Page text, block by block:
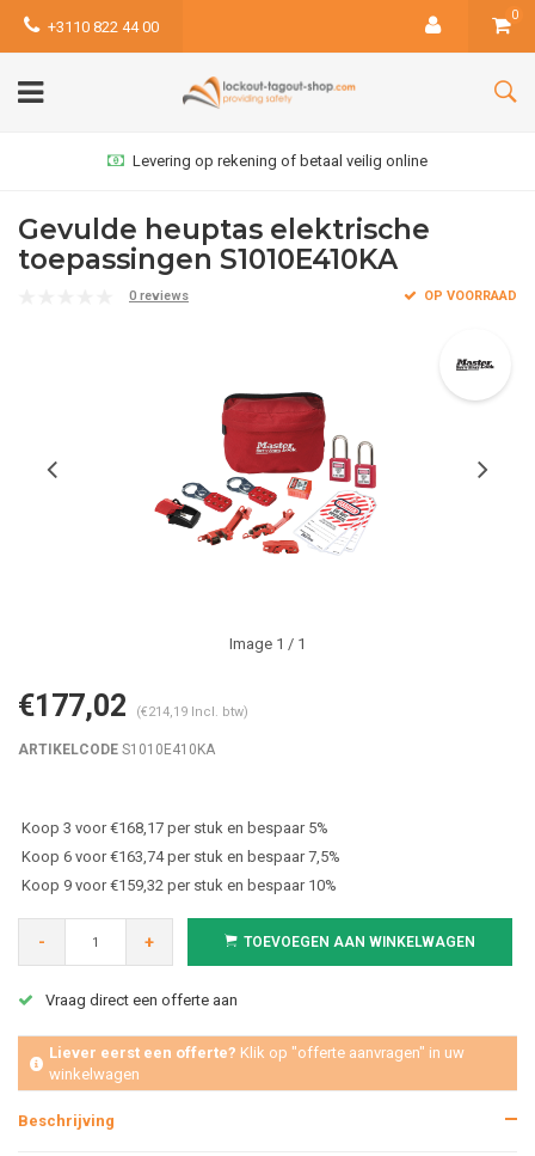
+3110 822 44 00
0
Levering op rekening of betaal veilig online
Gevulde heuptas elektrische
toepassingen S1010E410KA
0 reviews OP VOORRAAD
Image 1 / 1
€177,02 (€214,19 Incl. btw)
ARTIKELCODE S1010E410KA
Koop 3 voor €168,17 per stuk en bespaar 5%
Koop 6 voor €163,74 per stuk en bespaar 7,5%
Koop 9 voor €159,32 per stuk en bespaar 10%
- + TOEVOEGEN AAN WINKELWAGEN
Vraag direct een offerte aan
Liever eerst een offerte? Klik op "offerte aanvragen" in uw
winkelwagen
Beschrijving